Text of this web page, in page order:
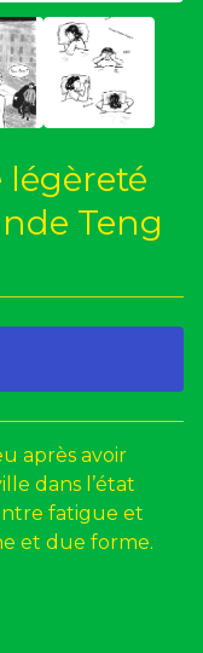
légèreté
Teng
après avoir
dans l’état
fatigue et
et due forme.